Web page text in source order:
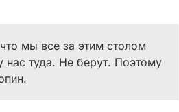
мы все за этим столом
туда. Не берут. Поэтому